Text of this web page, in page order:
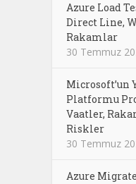
Azure Load
Direct Line,
Rakamlar
30 Temmuz
Microsoft’un
Platformu
Vaatler,
Riskler
30 Temmuz
Azure